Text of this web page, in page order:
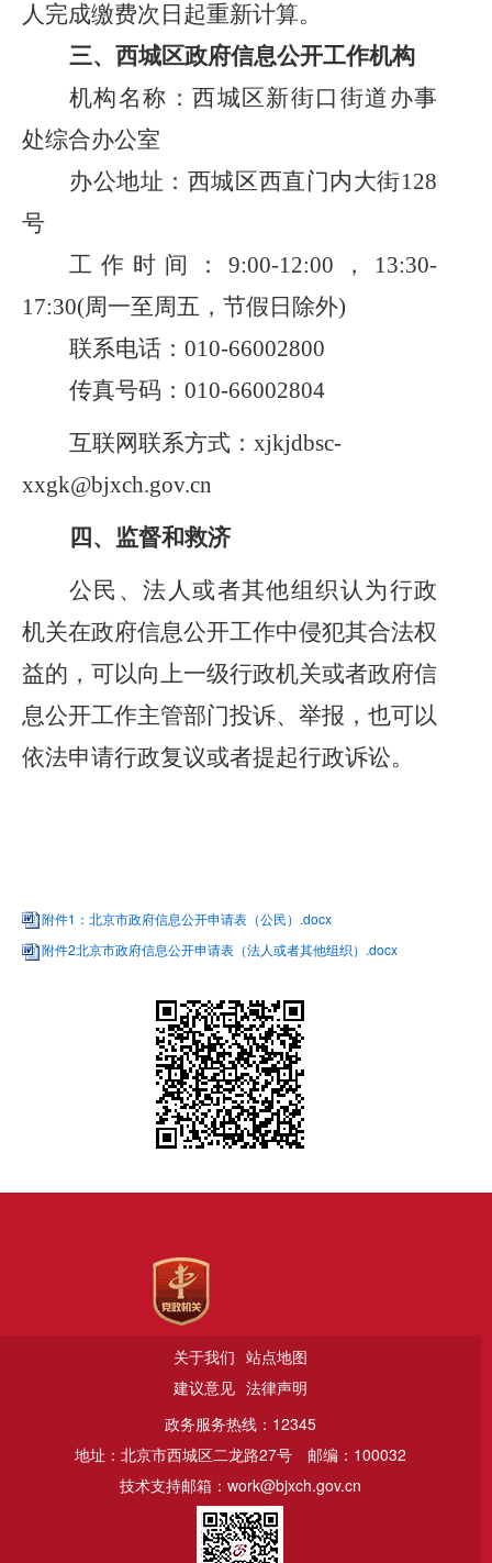
人完成缴费次日起重新计算。
三、西城区政府信息公开工作机构
机构名称：西城区新街口街道办事
处综合办公室
办公地址：西城区西直门内大街128
号
工作时间： 9:00-12:00，13:30-
17:30(周一至周五，节假日除外)
联系电话： 010-66002800
传真号码： 010-66002804
互联网联系方式： xjkjdbsc-
xxgk@bjxch.gov.cn
四、监督和救济
公民、法人或者其他组织认为行政
机关在政府信息公开工作中侵犯其合法权
益的，可以向上一级行政机关或者政府信
息公开工作主管部门投诉、举报，也可以
依法申请行政复议或者提起行政诉讼。
附件1：北京市政府信息公开申请表（公民）.docx
附件2北京市政府信息公开申请表（法人或者其他组织）.docx
关于我们 站点地图
建议意见 法律声明
政务服务热线：12345
地址：北京市西城区二龙路27号
邮编：100032
技术支持邮箱：work@bjxch.gov.cn